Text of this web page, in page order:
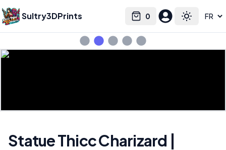
Sultry3DPrints 0
Cart Toggle
Select language
Statue Thicc Charizard |